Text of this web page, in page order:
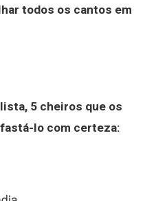
todos os cantos em
5 cheiros que os
lo com certeza: